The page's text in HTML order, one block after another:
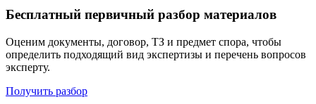
Бесплатный первичный разбор материалов
Оценим документы, договор, ТЗ и предмет спора, чтобы
определить подходящий вид экспертизы и перечень вопросов
эксперту.
Получить разбор